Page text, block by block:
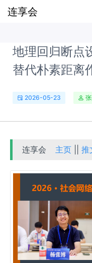
连享会
地理回归断点
替代朴素距离
2026-05-23
连享会 主页 ||推